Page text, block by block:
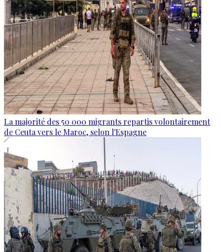
La majorité des 50 000 migrants repartis volontairement
de Ceuta vers le Maroc, selon l'Espagne